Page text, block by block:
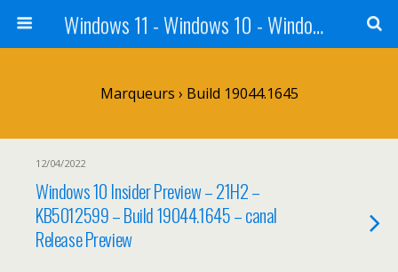
Windows 11 - Windows 10 - Windows 8 - Windows 7 - VISTA
Marqueurs › Build 19044.1645
12/04/2022
Windows 10 Insider Preview – 21H2 –
KB5012599 – Build 19044.1645 – canal
Release Preview